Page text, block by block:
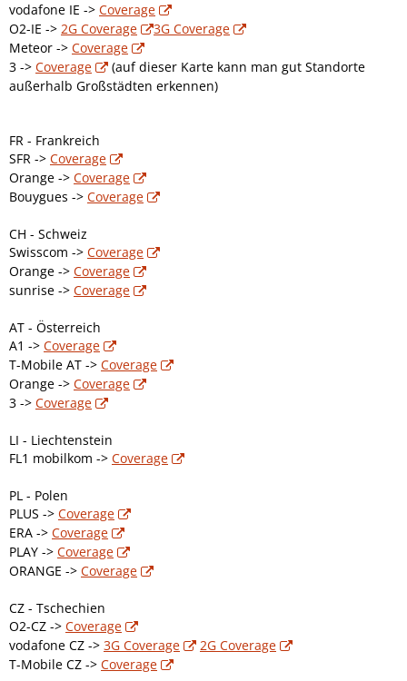
vodafone IE -> Coverage
O2-IE -> 2G Coverage
3G Coverage
Meteor -> Coverage
3 -> Coverage
(auf dieser Karte kann man gut Standorte
außerhalb Großstädten erkennen)
FR - Frankreich
SFR -> Coverage
Orange -> Coverage
Bouygues -> Coverage
CH - Schweiz
Swisscom -> Coverage
Orange -> Coverage
sunrise -> Coverage
AT - Österreich
A1 -> Coverage
T-Mobile AT -> Coverage
Orange -> Coverage
3 -> Coverage
LI - Liechtenstein
FL1 mobilkom -> Coverage
PL - Polen
PLUS -> Coverage
ERA -> Coverage
PLAY -> Coverage
ORANGE -> Coverage
CZ - Tschechien
O2-CZ -> Coverage
vodafone CZ -> 3G Coverage
2G Coverage
T-Mobile CZ -> Coverage